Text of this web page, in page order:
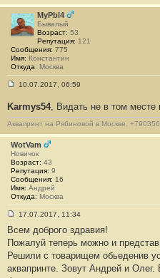
щ
е
н
и
#
1
3
0
8
MyPbl4
Бывалый
Возраст: 53
Репутация: 121
Сообщения: 775
Имя: Константин
Откуда: Москва
о
б
щ
е
н
и
е
#
1
3
0
10.07.2017, 06:59
Karmys54, Видать не в том месте
Аквапринт на Рябиновой в Москве.
WotVam
Новичок
Возраст: 43
Репутация: 9
Сообщения: 16
Имя: Андрей
Откуда: Москва
о
б
щ
н
17.07.2017, 11:34
Всем доброго здравия!
Пожалуй теперь можно и
Решили с товарищем обьеденив
аквапринте. Зовут Андрей и